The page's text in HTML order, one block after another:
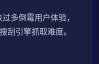
多倒霉用户体验，
刮引擎抓取难度。